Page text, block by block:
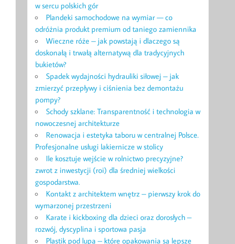
w sercu polskich gór
Plandeki samochodowe na wymiar — co
odróżnia produkt premium od taniego zamiennika
Wieczne róże – jak powstają i dlaczego są
doskonałą i trwałą alternatywą dla tradycyjnych
bukietów?
Spadek wydajności hydrauliki siłowej – jak
zmierzyć przepływy i ciśnienia bez demontażu
pompy?
Schody szklane: Transparentność i technologia w
nowoczesnej architekturze
Renowacja i estetyka taboru w centralnej Polsce.
Profesjonalne usługi lakiernicze w stolicy
Ile kosztuje wejście w rolnictwo precyzyjne?
zwrot z inwestycji (roi) dla średniej wielkości
gospodarstwa.
Kontakt z architektem wnętrz – pierwszy krok do
wymarzonej przestrzeni
Karate i kickboxing dla dzieci oraz dorosłych –
rozwój, dyscyplina i sportowa pasja
Plastik pod lupą – które opakowania są lepsze